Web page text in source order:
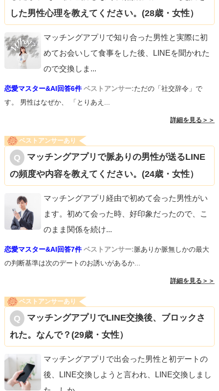
した男性心理を教えてください。(28歳・女性）
マッチングアプリで知り合った男性と実際に初
めてお会いして食事をした後、LINEを聞かれた
ので交換しま ...
恋愛マスター&AI回答6件 ベストアンサー:ただの「社交辞令」で
す。 男性はなぜか、 「とりあえ...
詳細を見る＞＞
ベストアンサーあり
マッチングアプリで脈ありの男性が送るLINE
の頻度や内容を教えてください。(24歳・女性）
マッチングアプリ経由で初めて会った男性がい
ます。初めて会った時、好印象だったので、こ
のまま関係を続け...
恋愛マスター&AI回答7件 ベストアンサー:脈ありか脈無しかの最大
の判断基準は次のデートのお誘いがあるか...
詳細を見る＞＞
ベストアンサーあり
マッチングアプリでLINE交換後、ブロックさ
れた。なんで？(29歳・女性）
マッチングアプリで出会った男性と初デートの
後、LINE交換しようと言われ、LINE交換しまし